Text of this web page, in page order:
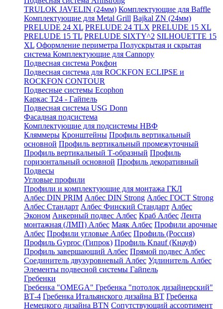
TRULOK JAVELIN (24мм) Комплектующие для Baffle
Комплектующие для Metal Grill Bajkal ZN (24мм)
PRELUDE 24 XL PRELUDE 24 TLX PRELUDE 15 XL
PRELUDE 15 TL PRELUDE SIXTY^2 SILHOUETTE 15
XL Оформление периметра Полускрытая и скрытая
система Комплектующие для Cannopy
Подвесная система Рокфон
Подвесная система для ROCKFON ECLIPSE и
ROCKFON CONTOUR
Подвесные системы Ecophon
Каркас Т24 - Гайпель
Подвесная система USG Donn
Фасадная подсистема
Комплектующие для подсистемы НВФ
Кляммеры Кронштейны Профиль вертикальный
основной Профиль вертикальный промежуточный
Профиль вертикальный Т-образный Профиль
горизонтальный основной Профиль декоративный
Подвесы
Угловые профили
Профили и комплектующие для монтажа ГКЛ
Албес DIN PRIM Албес DIN Strong Албес ГОСТ Strong
Албес Стандарт Албес Финский Стандарт Албес
Эконом Анкерный подвес Албес Краб Албес Лента
монтажная (ЛМП) Албес Маяк Албес Профили арочные
Албес Профили угловые Албес Профиль (Россия)
Профиль Gyproc (Гипрок) Профиль Knauf (Кнауф)
Профиль завершающий Албес Прямой подвес Албес
Соединитель двухуровневый Албес Удлинитель Албес
Элементы подвесной системы Гайпель
Гребенки
Гребенка "OMEGA" Гребенка "потолок дизайнерский"
ВТ-4 Гребенка Итальянского дизайна BT Гребенка
Немецкого дизайна ВТN Сопутствующий ассортимент